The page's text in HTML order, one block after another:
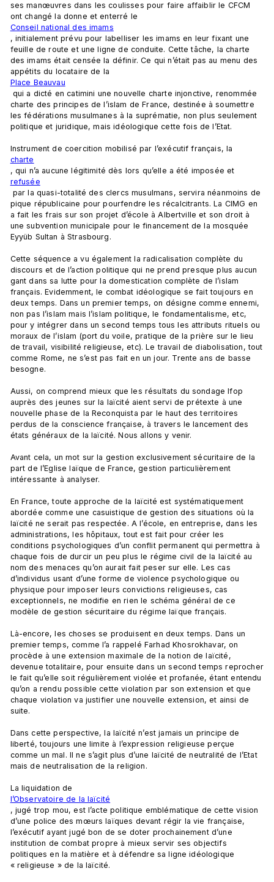
ses manœuvres dans les coulisses pour faire affaiblir le CFCM
ont changé la donne et enterré le
Conseil national des imams
, initialement prévu pour labelliser les imams en leur fixant une
feuille de route et une ligne de conduite. Cette tâche, la charte
des imams était censée la définir. Ce qui n’était pas au menu des
appétits du locataire de la
Place Beauvau
charte des principes de l’islam de France, destinée à soumettre
les fédérations musulmanes à la suprématie, non plus seulement
politique et juridique, mais idéologique cette fois de l’Etat.
Instrument de coercition mobilisé par l’exécutif français, la
charte
, qui n’a aucune légitimité dès lors qu’elle a été imposée et
refusée
pique républicaine pour pourfendre les récalcitrants. La CIMG en
a fait les frais sur son projet d’école à Albertville et son droit à
une subvention municipale pour le financement de la mosquée
Eyyüb Sultan à Strasbourg.
Cette séquence a vu également la radicalisation complète du
discours et de l’action politique qui ne prend presque plus aucun
gant dans sa lutte pour la domestication complète de l’islam
français. Evidemment, le combat idéologique se fait toujours en
deux temps. Dans un premier temps, on désigne comme ennemi,
non pas l’islam mais l’islam politique, le fondamentalisme, etc,
pour y intégrer dans un second temps tous les attributs rituels ou
moraux de l’islam (port du voile, pratique de la prière sur le lieu
de travail, visibilité religieuse, etc). Le travail de diabolisation, tout
comme Rome, ne s’est pas fait en un jour. Trente ans de basse
besogne.
Aussi, on comprend mieux que les résultats du sondage Ifop
auprès des jeunes sur la laïcité aient servi de prétexte à une
nouvelle phase de la Reconquista par le haut des territoires
perdus de la conscience française, à travers le lancement des
états généraux de la laïcité. Nous allons y venir.
Avant cela, un mot sur la gestion exclusivement sécuritaire de la
part de l’Eglise laïque de France, gestion particulièrement
intéressante à analyser.
En France, toute approche de la laïcité est systématiquement
abordée comme une casuistique de gestion des situations où la
laïcité ne serait pas respectée. A l’école, en entreprise, dans les
administrations, les hôpitaux, tout est fait pour créer les
conditions psychologiques d’un conflit permanent qui permettra à
chaque fois de durcir un peu plus le régime civil de la laïcité au
nom des menaces qu’on aurait fait peser sur elle. Les cas
d’individus usant d’une forme de violence psychologique ou
physique pour imposer leurs convictions religieuses, cas
exceptionnels, ne modifie en rien le schéma général de ce
modèle de gestion sécuritaire du régime laïque français.
Là-encore, les choses se produisent en deux temps. Dans un
premier temps, comme l’a rappelé Farhad Khosrokhavar, on
procède à une extension maximale de la notion de laïcité,
devenue totalitaire, pour ensuite dans un second temps reprocher
le fait qu’elle soit régulièrement violée et profanée, étant entendu
qu’on a rendu possible cette violation par son extension et que
chaque violation va justifier une nouvelle extension, et ainsi de
suite.
Dans cette perspective, la laïcité n’est jamais un principe de
liberté, toujours une limite à l’expression religieuse perçue
comme un mal. Il ne s’agit plus d’une laïcité de neutralité de l’Etat
mais de neutralisation de la religion.
La liquidation de
l’Observatoire de la laïcité
, jugé trop mou, est l’acte politique emblématique de cette vision
d’une police des mœurs laïques devant régir la vie française,
l’exécutif ayant jugé bon de se doter prochainement d’une
institution de combat propre à mieux servir ses objectifs
politiques en la matière et à défendre sa ligne idéologique
« religieuse » de la laïcité.